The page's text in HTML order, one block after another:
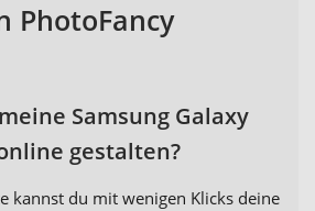
PhotoFancy
Samsung Galaxy
gestalten?
kannst du mit wenigen Klicks deine